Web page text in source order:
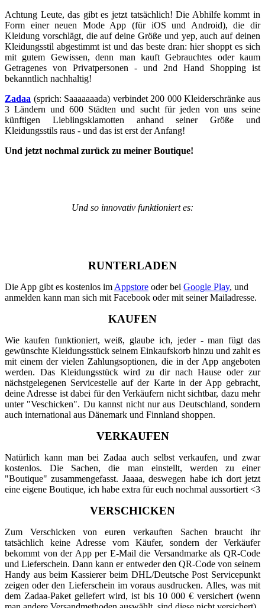
Achtung Leute, das gibt es jetzt tatsächlich! Die Abhilfe kommt in
Form einer neuen Mode App (für iOS und Android), die dir
Kleidung vorschlägt, die auf deine Größe und yep, auch auf deinen
Kleidungsstil abgestimmt ist und das beste dran: hier shoppt es sich
mit gutem Gewissen, denn man kauft Gebrauchtes oder kaum
Getragenes von Privatpersonen - und 2nd Hand Shopping ist
bekanntlich nachhaltig!
Zadaa (sprich: Saaaaaaada) verbindet 200 000 Kleiderschränke aus
3 Ländern und 600 Städten und sucht für jeden von uns seine
künftigen Lieblingsklamotten anhand seiner Größe und
Kleidungsstils raus - und das ist erst der Anfang!
Und jetzt nochmal zurück zu meiner Boutique!
Und so innovativ funktioniert es:
RUNTERLADEN
Die App gibt es kostenlos im Appstore oder bei Google Play, und
anmelden kann man sich mit Facebook oder mit seiner Mailadresse.
KAUFEN
Wie kaufen funktioniert, weiß, glaube ich, jeder - man fügt das
gewünschte Kleidungsstück seinem Einkaufskorb hinzu und zahlt es
mit einem der vielen Zahlungsoptionen, die in der App angeboten
werden. Das Kleidungsstück wird zu dir nach Hause oder zur
nächstgelegenen Servicestelle auf der Karte in der App gebracht,
deine Adresse ist dabei für den Verkäufern nicht sichtbar, dazu mehr
unter "Veschicken". Du kannst nicht nur aus Deutschland, sondern
auch international aus Dänemark und Finnland shoppen.
VERKAUFEN
Natürlich kann man bei Zadaa auch selbst verkaufen, und zwar
kostenlos. Die Sachen, die man einstellt, werden zu einer
"Boutique" zusammengefasst. Jaaaa, deswegen habe ich dort jetzt
eine eigene Boutique, ich habe extra für euch nochmal aussortiert <3
VERSCHICKEN
Zum Verschicken von euren verkauften Sachen braucht ihr
tatsächlich keine Adresse vom Käufer, sondern der Verkäufer
bekommt von der App per E-Mail die Versandmarke als QR-Code
und Lieferschein. Dann kann er entweder den QR-Code von seinem
Handy aus beim Kassierer beim DHL/Deutsche Post Servicepunkt
zeigen oder den Lieferschein im voraus ausdrucken. Alles, was mit
dem Zadaa-Paket geliefert wird, ist bis 10 000 € versichert (wenn